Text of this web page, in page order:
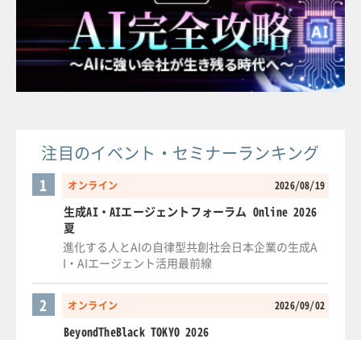
注目のイベント・セミナーランキング
オンライン 2026/08/19
1
生成AI・AIエージェントフォーラム Online 2026
夏
進化する人とAIの自律型共創社会日本企業の生成A
I・AIエージェント活用最前線
オンライン 2026/09/02
2
BeyondTheBlack TOKYO 2026